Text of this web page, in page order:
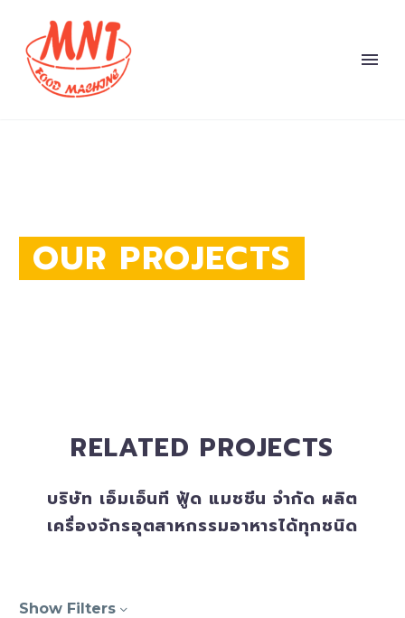
OUR PROJECTS
RELATED PROJECTS
บริษัท เอ็มเอ็นที ฟู้ด แมชชีน จำกัด ผลิต
เครื่องจักรอุตสาหกรรมอาหารได้ทุกชนิด
Show Filters